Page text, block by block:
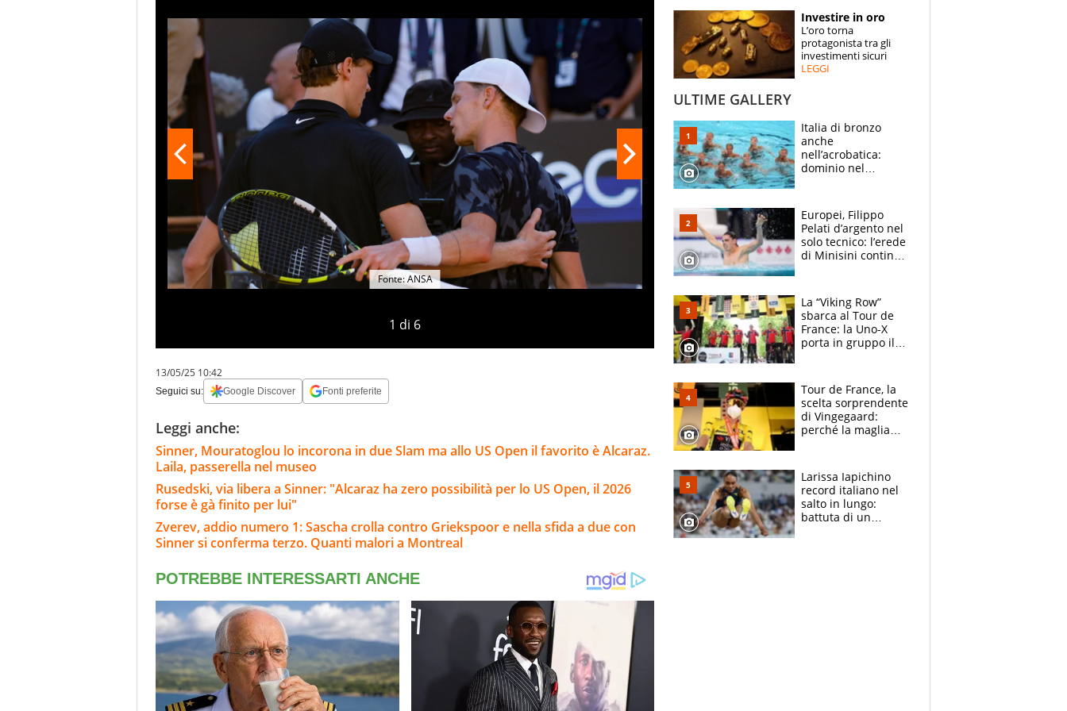
SPECIALI
ESPERTI
1 di 6
Fonte: ANSA
13/05/25 10:42
Seguici su: Google Discover Fonti preferite
Leggi anche:
Sinner, Mouratoglou lo incorona in due Slam ma allo US Open il favorito è Alcaraz.
Laila, passerella nel museo
Rusedski, via libera a Sinner: "Alcaraz ha zero possibilità per lo US Open, il 2026
forse è gà finito per lui"
Zverev, addio numero 1: Sascha crolla contro Griekspoor e nella sfida a due con
Sinner si conferma terzo. Quanti malori a Montreal
Investire in oro
L’oro torna
protagonista tra gli
investimenti sicuri
LEGGI
ULTIME GALLERY
Italia di bronzo
anche
nell’acrobatica:
dominio nel
e compagni
continuare
Europei, Filippo
Pelati d’argento nel
solo tecnico: l’erede
di Minisini continua
mirino
La “Viking Row”
sbarca al Tour de
France: la Uno-X
porta in gruppo il
compagni
Tour de France, la
scelta sorprendente
di Vingegaard:
perché la maglia
rischio da evitare
Larissa Iapichino
record italiano nel
salto in lungo:
battuta di un